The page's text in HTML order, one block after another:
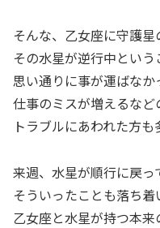
そんな、乙女座に守護星
その水星が逆行中という
思い通りに事が運ばなか
仕事のミスが増えるなど
トラブルにあわれた方も
来週、水星が順行に戻っ
そういったことも落ち着
乙女座と水星が持つ本来